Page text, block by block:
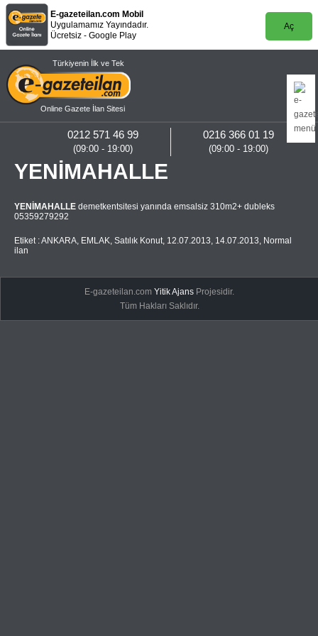
E-gazeteilan.com Mobil
Uygulamamız Yayındadır.
Ücretsiz - Google Play
Aç
Türkiyenin İlk ve Tek
Online Gazete İlan Sitesi
0216 366 01 19
(09:00 - 19:00)
0212 571 46 99
(09:00 - 19:00)
YENİMAHALLE
YENİMAHALLE demetkentsitesi yanında emsalsiz 310m2+ dubleks
05359279292
Etiket :ANKARA, EMLAK, Satılık Konut, 12.07.2013, 14.07.2013, Normal
ilan
E-gazeteilan.comYitik Ajans Projesidir.
Tüm Hakları Saklıdır.